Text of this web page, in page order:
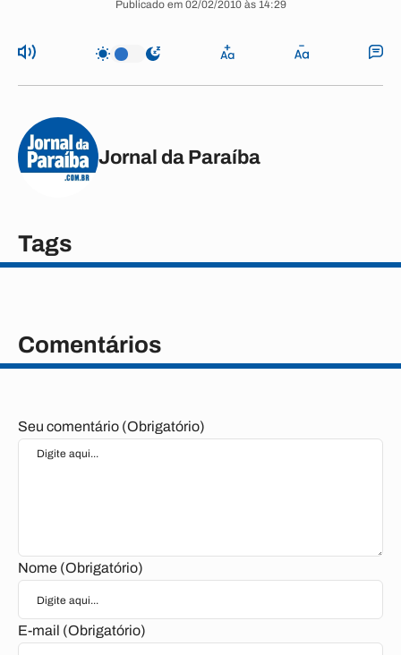
Publicado em 02/02/2010 às 14:29
Jornal da Paraíba
Tags
Comentários
Seu comentário (Obrigatório)
Nome (Obrigatório)
E-mail (Obrigatório)